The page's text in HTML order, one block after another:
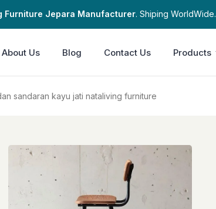
Furniture Jepara Manufacturer. Shiping WorldWide.
About Us Blog Contact Us Products
sandaran kayu jati nataliving furniture